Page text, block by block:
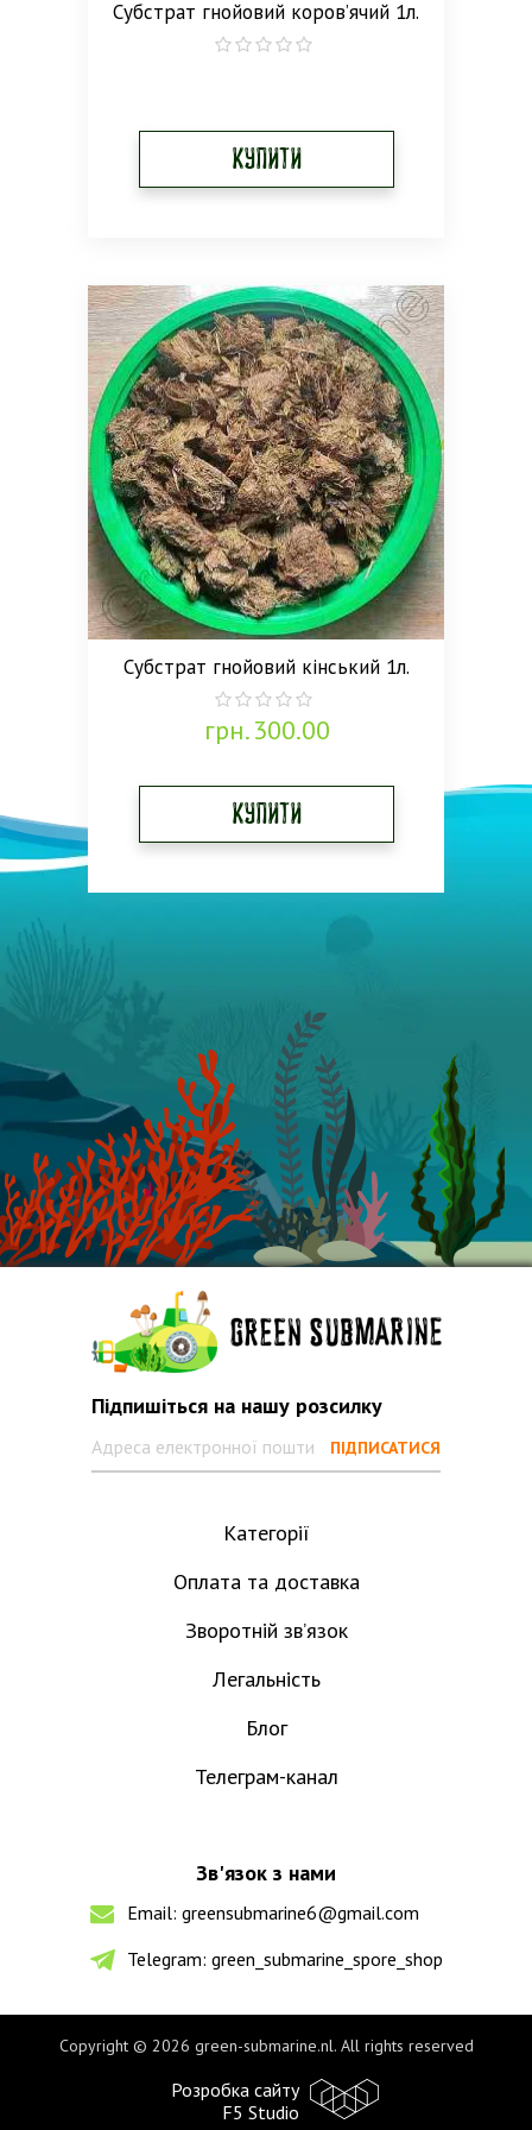
Субстрат гнойовий коров’ячий 1л.
Купити
Субстрат гнойовий кінський 1л.
0
out
грн.300.00
Купити
Підпишіться на нашу розсилку
Категорії
Оплата та доставка
Зворотній зв’язок
Легальність
Блог
Телеграм-канал
Зв'язок з нами
Email: greensubmarine6@gmail.com
Telegram: green_submarine_spore_shop
Copyright © 2026 green-submarine.nl. All rights reserved
Розробка сайту
F5 Studio